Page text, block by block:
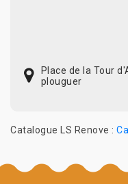
Place de la Tour
plouguer
Catalogue LS Renove :